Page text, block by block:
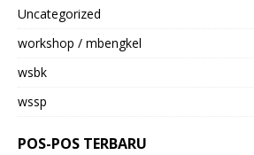
Uncategorized
workshop / mbengkel
wsbk
wssp
POS-POS TERBARU